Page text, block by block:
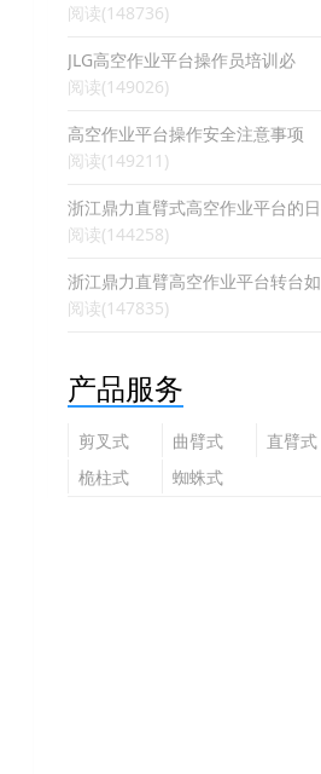
阅读(148736)
JLG高空作业平台操作员培训必
阅读(149026)
高空作业平台操作安全注意事项
阅读(149211)
浙江鼎力直臂式高空作业平台的日
阅读(144258)
浙江鼎力直臂高空作业平台转台如
阅读(147835)
产品服务
剪叉式
高空作
业平台
曲臂式
高空作
业平台
直臂式
桅柱式
蜘蛛式